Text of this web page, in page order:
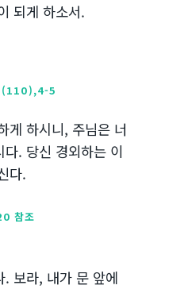
되게 하소서.
5
게 하시니, 주님은 너
. 당신 경외하는 이
다.
참조
. 보라, 내가 문 앞에